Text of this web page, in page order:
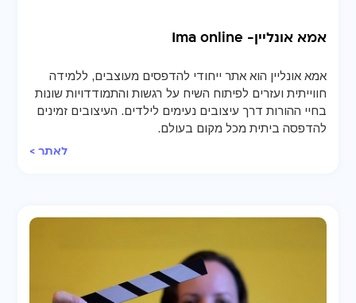
אמא אונליין- Ima online
אמא אונליין הוא אתר ייחודי להדפסים מעוצבים, ללמידה
חווייתית ועזרים לפיתוח השיח על רגשות והתמודדויות שונות
בחיי ההורות דרך עיצובים נעימים לילדים. העיצובים זמינים
להדפסה ביתית מכל מקום בעולם.
לאתר >